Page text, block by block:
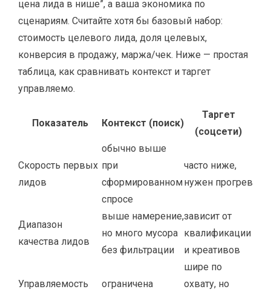
цена лида в нише”, а ваша экономика по
сценариям. Считайте хотя бы базовый набор:
стоимость целевого лида, доля целевых,
конверсия в продажу, маржа/чек. Ниже — простая
таблица, как сравнивать контекст и таргет
управляемо.
Показатель Контекст (поиск)
Таргет
(соцсети)
Скорость первых
лидов
обычно выше
при
сформированном
спросе
часто ниже,
нужен прогрев
Диапазон
качества лидов
выше намерение,
но много мусора
без фильтрации
зависит от
квалификации
и креативов
Управляемость
ограничена
шире по
охвату, но